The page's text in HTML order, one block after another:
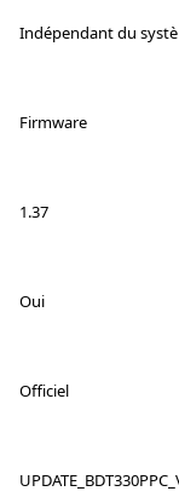
Indépendant du
Firmware
1.37
Oui
Officiel